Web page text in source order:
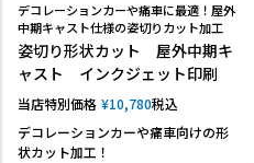
デコレーションカーや痛車に最適！屋外
中期キャスト仕様の姿切りカット加工
姿切り形状カット 屋外中期キ
ャスト インクジェット印刷
当店特別価格 ¥10,780税込
デコレーションカーや痛車向けの形
状カット加工！